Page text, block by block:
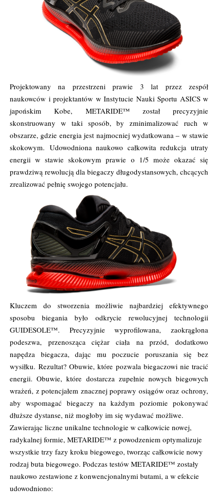
Projektowany na przestrzeni prawie 3 lat przez zespół
naukowców i projektantów w Instytucie Nauki Sportu ASICS w
japońskim Kobe, METARIDE™ został precyzyjnie
skonstruowany w taki sposób, by zminimalizować ruch w
obszarze, gdzie energia jest najmocniej wydatkowana – w stawie
skokowym. Udowodniona naukowo całkowita redukcja utraty
energii w stawie skokowym prawie o 1/5 może okazać się
prawdziwą rewolucją dla biegaczy długodystansowych, chcących
zrealizować pełnię swojego potencjału.
Kluczem do stworzenia możliwie najbardziej efektywnego
sposobu biegania było odkrycie rewolucyjnej technologii
GUIDESOLE™. Precyzyjnie wyprofilowana, zaokrąglona
podeszwa, przenosząca ciężar ciała na przód, dodatkowo
napędza biegacza, dając mu poczucie poruszania się bez
wysiłku. Rezultat? Obuwie, które pozwala biegaczowi nie tracić
energii. Obuwie, które dostarcza zupełnie nowych biegowych
wrażeń, z potencjałem znacznej poprawy osiągów oraz ochrony,
aby wspomagać biegaczy na każdym poziomie pokonywać
dłuższe dystanse, niż mogłoby im się wydawać możliwe.
Zawierając liczne unikalne technologie w całkowicie nowej,
radykalnej formie, METARIDE™ z powodzeniem optymalizuje
wszystkie trzy fazy kroku biegowego, tworząc całkowicie nowy
rodzaj buta biegowego. Podczas testów METARIDE™ zostały
naukowo zestawione z konwencjonalnymi butami, a w efekcie
udowodniono: